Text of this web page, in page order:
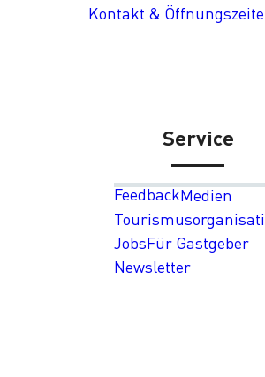
Kontakt &
Service
FeedbackMedien
JobsFür Gastgeber
Newsletter